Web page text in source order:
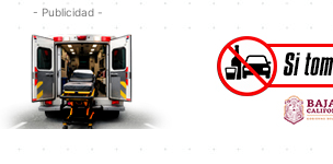
- Publicidad -